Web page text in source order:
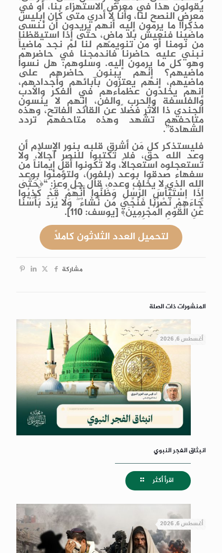
يقولون هذا في معرض الاستهزاء بنا، أو في
معرض النصح لنا، وأنا لا أدري متى كان إبليس
مذكِراً! ما يرمون إليه أنهم يريدون أن ننسى
ماضينا فنعيش بلا ماضٍ، حتى إذا استيقظنا
من نومنا أو من تنويمهم لنا لم نجد ماضياً
نبني عليه حاضرنا فاندمجنا في حاضرهم
وهو كل ما يرمون إليه. وسلوهم: هل نسوا
ماضيهم؟ إنهم يبنون حاضرهم على
ماضيهم، إنهم يعتزون بآبائهم وأجدادهم،
إنهم يخلدون عظماءهم في الفكر والأدب
والفلسفة والحرب والفن، إنهم لا ينسون
الجندي ذا الأثر فضلاً عن القائد الفاتح، وهذه
متاحفهم تشهد وهذه متاحفهم تردد
الشهادة”.
فليستذكر كل مَن أشرق قلبه بنور الإسلام أن
وعد الله حق، فلا تكتبوا للنصر آجالاً، ولا
تستعجلوه استعجالاً، ولا تكونوا أقل إيماناً من
سفهاء صدقوا بوعد (بلفور)، ولتؤمنوا بوعد
الله الذي لا يخلف وعده، قال جل وعز: “﴿حَتَّىٰ
إِذَا اسْتَيْأَسَ الرُّسُلُ وَظَنُّوا أَنَّهُمْ قَدْ كُذِبُوا
جَاءَهُمْ نَصْرُنَا فَنُجِّيَ مَن نَّشَاءُ ۖ وَلَا يُرَدُّ بَأْسُنَا
عَنِ الْقَوْمِ الْمُجْرِمِينَ﴾[يوسف: 110].
لتحميل العدد الثلاثون كاملاً
مشاركة
المنشورات ذات الصلة
أغسطس 6, 2026
انبثاق الفجر النبوي
اقرأ أكثر
أغسطس 6, 2026